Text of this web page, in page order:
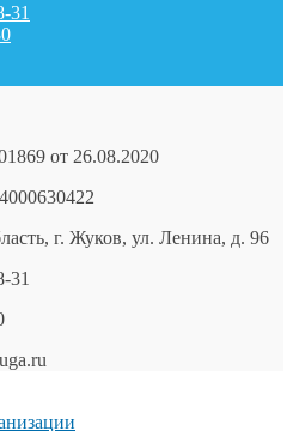
31
от 26.08.2020
г. Жуков, ул. Ленина, д. 96
31